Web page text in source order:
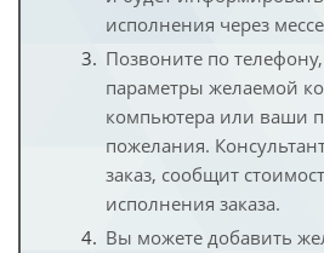
исполнения через
Позвоните по
параметры желаемой
компьютера или ваши
пожелания.
заказ, сообщит
исполнения заказа.
Вы можете добавить